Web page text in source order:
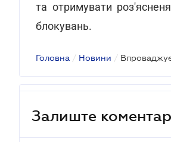
та отримувати
блокувань.
Головна / Новини /
Залиште коментар